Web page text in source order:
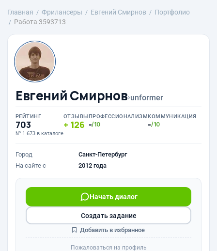
Главная Фрилансеры Евгений Смирнов
Портфолио
Работа 3593713
Евгений Смирнов›unformer
РЕЙТИНГ
703
№ 1 673 в каталоге
ОТЗЫВЫ
126
ПРОФЕССИОНАЛИЗМ
-/10
КОММУНИКАЦИЯ
-/10
Город
Санкт-Петербург
На сайте с
2012 года
Начать диалог
Создать задание
Добавить в избранное
Пожаловаться на профиль